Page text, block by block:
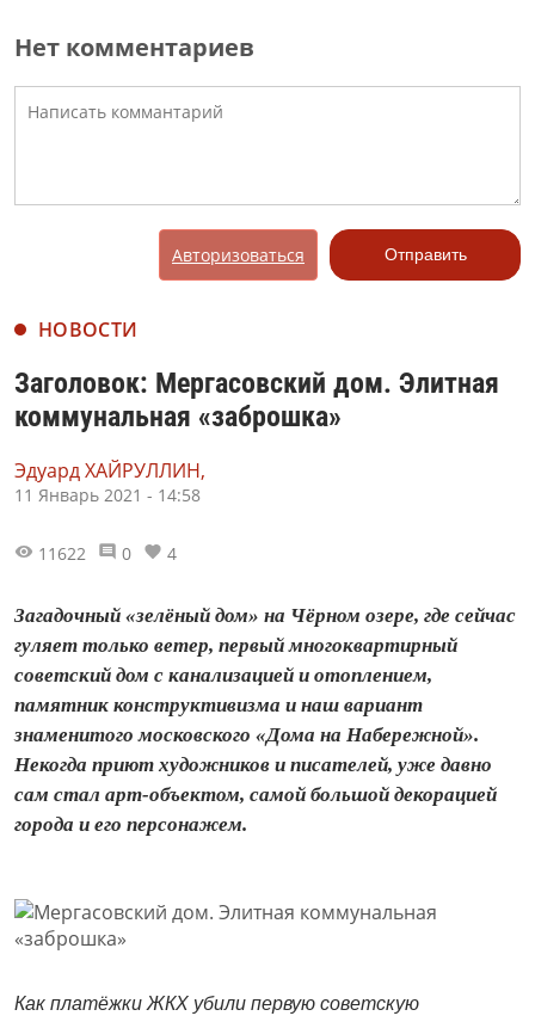
Нет комментариев
Авторизоваться Отправить
НОВОСТИ
Заголовок: Мергасовский дом. Элитная
коммунальная «заброшка»
Эдуард ХАЙРУЛЛИН,
11 Январь 2021 - 14:58
11622 0 4
Загадочный «зелёный дом» на Чёрном озере, где сейчас
гуляет только ветер, первый многоквартирный
советский дом с канализацией и отоплением,
памятник конструктивизма и наш вариант
знаменитого московского «Дома на Набережной».
Некогда приют художников и писателей, уже давно
сам стал арт-объектом, самой большой декорацией
города и его персонажем.
Как платёжки ЖКХ убили первую советскую